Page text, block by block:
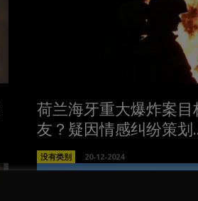
荷兰海牙重大爆炸案
友？疑因情感纠纷策划
没有类别 20-12-2024